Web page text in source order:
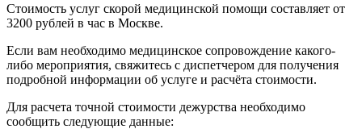
Стоимость услуг скорой медицинской помощи составляет от
3200 рублей в час в Москве.
Если вам необходимо медицинское сопровождение какого-
либо мероприятия, свяжитесь с диспетчером для получения
подробной информации об услуге и расчёта стоимости.
Для расчета точной стоимости дежурства необходимо
сообщить следующие данные: